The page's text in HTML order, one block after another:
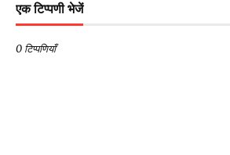
एक टिप्पणी भेजें
0 टिप्पणियाँ